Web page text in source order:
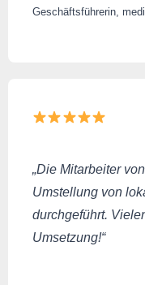
Geschäftsführerin,
„Die Mitarbeiter
Umstellung von
durchgeführt.
Umsetzung!“